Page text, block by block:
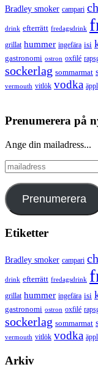
Bradley smoker campari
drink efterrätt fredagsdrink
grillat hummer ingefära isi
gastronomi ostron oxfilé
sockerlag sommarmat
vermouth vitlök vodka
Prenumerera på
Ange din mailadress...
mailadress
Prenumerera
Etiketter
Bradley smoker campari
drink efterrätt fredagsdrink
grillat hummer ingefära isi
gastronomi ostron oxfilé
sockerlag sommarmat
vermouth vitlök vodka
Arkiv